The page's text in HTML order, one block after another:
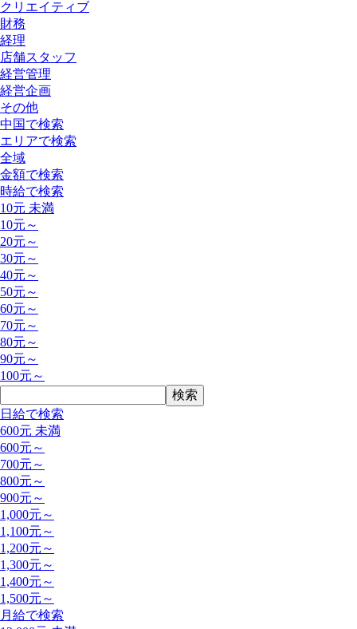
クリエイティブ
財務
経理
店舗スタッフ
経営管理
経営企画
その他
中国で検索
エリアで検索
全域
金額で検索
時給で検索
10元 未満
10元～
20元～
30元～
40元～
50元～
60元～
70元～
80元～
90元～
100元～
日給で検索
600元 未満
600元～
700元～
800元～
900元～
1,000元～
1,100元～
1,200元～
1,300元～
1,400元～
1,500元～
月給で検索